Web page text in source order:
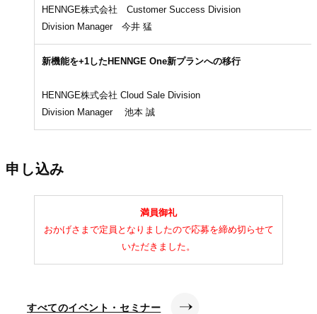
HENNGE株式会社 Customer Success Division
Division Manager 今井 猛
新機能を+1したHENNGE One新プランへの移行
HENNGE株式会社 Cloud Sale Division
Division Manager 池本 誠
申し込み
満員御礼
おかげさまで定員となりましたので応募を締め切らせて
いただきました。
すべてのイベント・セミナー